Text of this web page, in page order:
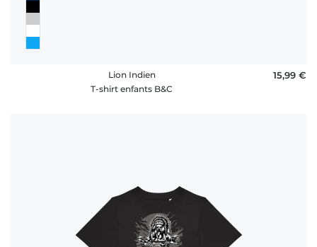
Lion Indien
T-shirt enfants B&C
15,99 €